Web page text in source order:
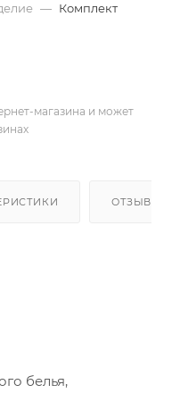
— Комплект
магазина и может
ОТЗЫВЫ
белья,